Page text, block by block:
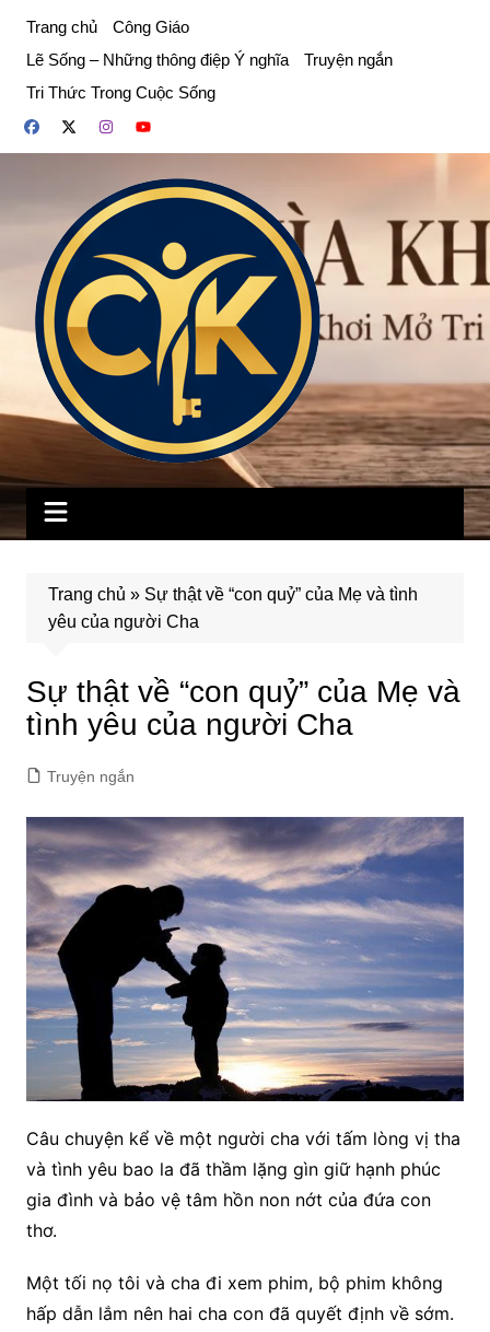
phần
dung
Trang chủ
Công Giáo
Lẽ Sống – Những thông điệp Ý nghĩa
Truyện ngắn
Tri Thức Trong Cuộc Sống
Trang chủ » Sự thật về “con quỷ” của Mẹ và tình
yêu của người Cha
Sự thật về “con quỷ” của Mẹ và
tình yêu của người Cha
Truyện ngắn
Câu chuyện kể về một người cha với tấm lòng vị tha
và tình yêu bao la đã thầm lặng gìn giữ hạnh phúc
gia đình và bảo vệ tâm hồn non nớt của đứa con
thơ.
Một tối nọ tôi và cha đi xem phim, bộ phim không
hấp dẫn lắm nên hai cha con đã quyết định về sớm.